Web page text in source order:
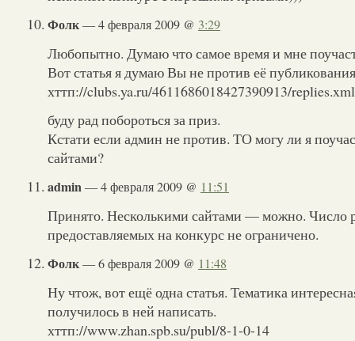
Фолк— 4 февраля 2009 @ 3:29
Любопытно. Думаю что самое время и мне
Вот статья я думаю Вы не против её
хттп://clubs.ya.ru/4611686018427390913/
буду рад побороться за приз.
Кстати если админ не против. ТО могу ли я
сайтами?
admin— 4 февраля 2009 @ 11:51
Принято. Несколькими сайтами — можно. Число
предоставляемых на конкурс не ограничено.
Фолк— 6 февраля 2009 @ 11:48
Ну чтож, вот ещё одна статья. Тематика
получилось в ней написать.
хттп://www.zhan.spb.su/publ/8-1-0-14